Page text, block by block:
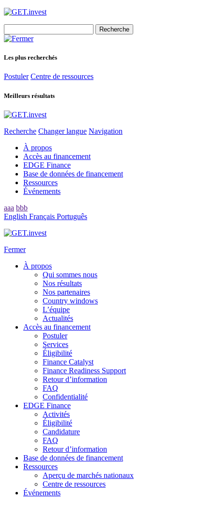
for:
Les plus recherchés
Postuler Centre de ressources
Meilleurs résultats
Recherche Changer langue Navigation
À propos
Accès au financement
EDGE Finance
Base de données de financement
Ressources
Événements
aaa bbb
English Français Português
Fermer
À propos
Qui sommes nous
Nos résultats
Nos partenaires
Country windows
L’équipe
Actualités
Accès au financement
Postuler
Services
Éligibilité
Finance Catalyst
Finance Readiness Support
Retour d’information
FAQ
Confidentialité
EDGE Finance
Activités
Éligibilité
Candidature
FAQ
Retour d’information
Base de données de financement
Ressources
Aperçu de marchés nationaux
Centre de ressources
Événements